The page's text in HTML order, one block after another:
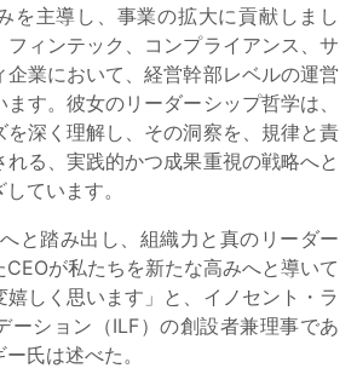
を主導し、事業の拡大に貢献しまし
フィンテック、コンプライアンス、サ
企業において、経営幹部レベルの運営
す。彼女のリーダーシップ哲学は、
を深く理解し、その洞察を、規律と責
る、実践的かつ成果重視の戦略へと
ています。
へと踏み出し、組織力と真のリーダー
が私たちを新たな高みへと導いて
嬉しく思います」と、イノセント・ラ
ーション（ILF）の創設者兼理事であ
氏は述べた。